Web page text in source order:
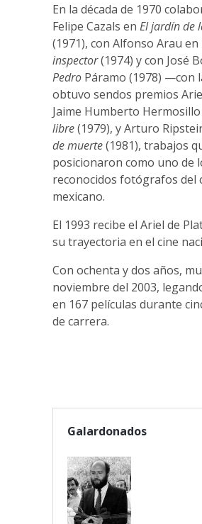
En la década de 1970
Felipe Cazals en El jardín de
(1971), con Alfonso Arau en
inspector(1974) y con José
Pedro Páramo (1978) —con
obtuvo sendos premios
Jaime Humberto
libre(1979), y Arturo
de muerte(1981), trabajos
posicionaron como uno de
reconocidos fotógrafos del
mexicano.
El 1993 recibe el Ariel de
su trayectoria en el cine
Con ochenta y dos años,
noviembre del 2003,
en 167 películas durante
de carrera.
Galardonados